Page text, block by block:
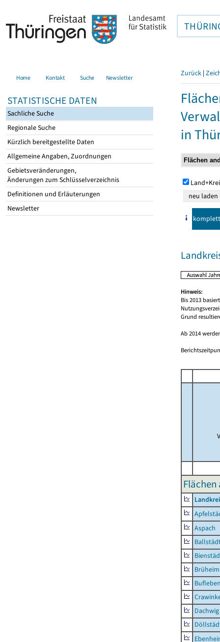
Home Kontakt Suche Newsletter
STATISTISCHE DATEN
Sachliche Suche
Regionale Suche
Kürzlich bereitgestellte Daten
Allgemeine Angaben, Zuordnungen
Gebietsveränderungen,
Änderungen zum Schlüsselverzeichnis
Definitionen und Erläuterungen
Newsletter
Zurück |
in
komplett
Hinweis:
Bis 2013
Grund
Ab 2014
Aspach
Brüheim
Dachwig